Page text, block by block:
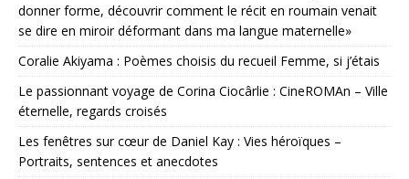
donner forme, découvrir comment le récit en roumain venait
se dire en miroir déformant dans ma langue maternelle»
Coralie Akiyama : Poèmes choisis du recueil Femme, si j’étais
Le passionnant voyage de Corina Ciocârlie : CineROMAn – Ville
éternelle, regards croisés
Les fenêtres sur cœur de Daniel Kay : Vies héroïques –
Portraits, sentences et anecdotes